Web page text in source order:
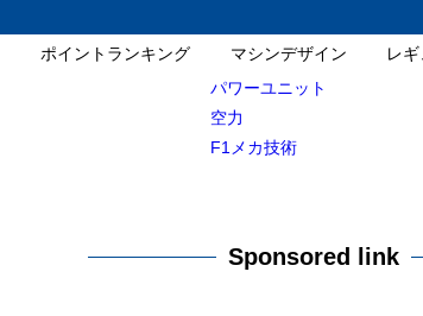
ポイントランキング
マシンデザイン
パワーユニット
空力
F1メカ技術
レ
Sponsored link